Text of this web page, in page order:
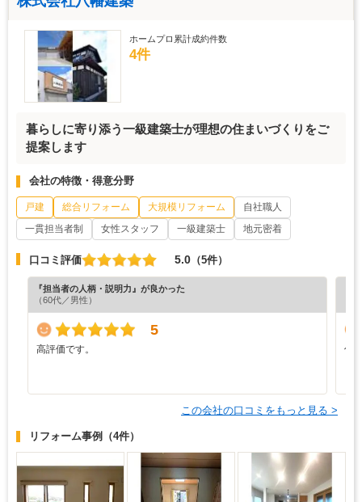
ホームプロ累計成約件数
4件
暮らしに寄り添う一級建築士が理想の住まいづくりをご
提案します
会社の特徴・得意分野
戸建 総合リフォーム 大規模リフォーム
自社職人
一貫担当者制
女性スタッフ 一級建築士 地元密着
口コミ評価 5.0 （5件）
『担当者の人柄・説明力』が良かった
（60代／男性）
5
高評価です。
仕
この会社の口コミをもっと見る >
リフォーム事例 （4件）